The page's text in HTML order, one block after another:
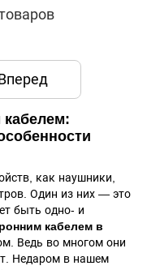
как наушники,
Один из них — это
быть одно- и
кабелем в
Ведь во многом они
Недаром в нашем